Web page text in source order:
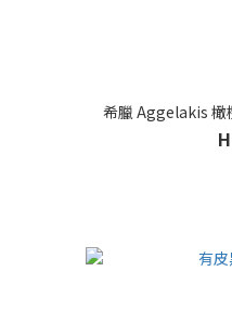
希臘 Aggelakis 橄